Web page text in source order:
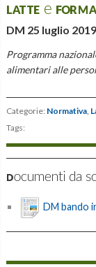
LATTE e
DM 25 luglio
Programma
alimentari alle
Categorie: Normativa,
Tags:
Documenti da
DM bando